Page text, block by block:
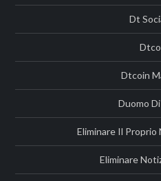
Dt
Dtcoin
Duomo
Eliminare Il Proprio
Eliminare